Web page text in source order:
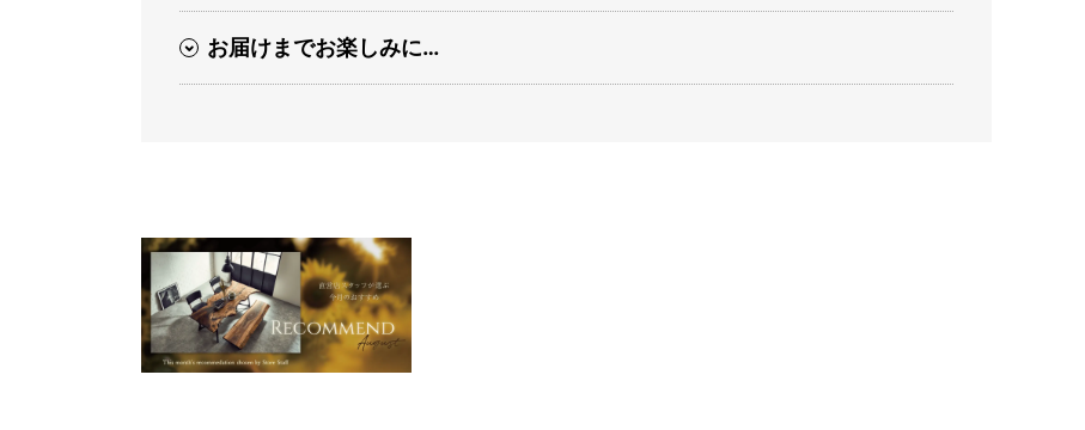
お届けまでお楽しみに…